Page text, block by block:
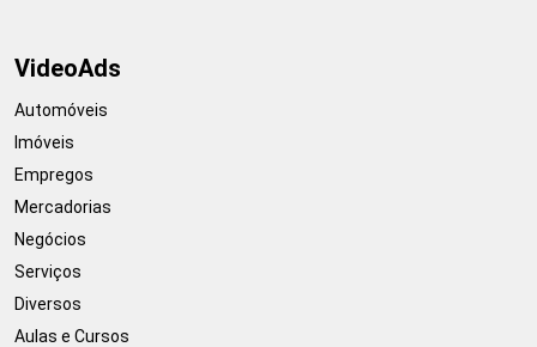
VideoAds
Automóveis
Imóveis
Empregos
Mercadorias
Negócios
Serviços
Diversos
Aulas e Cursos